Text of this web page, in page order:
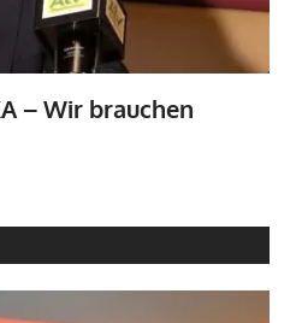
– Wir brauchen